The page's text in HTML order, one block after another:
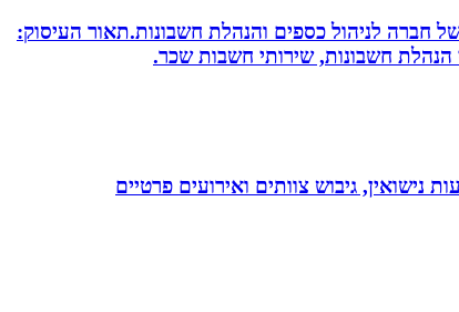
חברה לניהול כספים והנהלת חשבונות.תאור העיסוק:
הנהלת חשבונות, שירותי חשבות שכר.
נישואין, גיבוש צוותים ואירועים פרטיים